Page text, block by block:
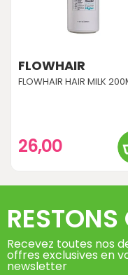
FLOWHAIR
FLOWHAIR HAIR MILK
26,00
Recevez toutes nos
offres exclusives en
newsletter